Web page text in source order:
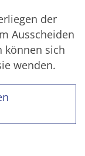
der
Ausscheiden
können sich
wenden.